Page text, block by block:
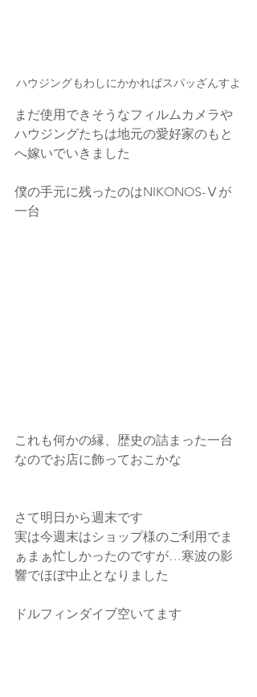
ハウジングもわしにかかればスパッざんすよ
まだ使用できそうなフィルムカメラや
ハウジングたちは地元の愛好家のもと
へ嫁いでいきました
僕の手元に残ったのはNIKONOS-Ⅴが
一台
これも何かの縁、歴史の詰まった一台
なのでお店に飾っておこかな
さて明日から週末です
実は今週末はショップ様のご利用でま
ぁまぁ忙しかったのですが…寒波の影
響でほぼ中止となりました
ドルフィンダイブ空いてます